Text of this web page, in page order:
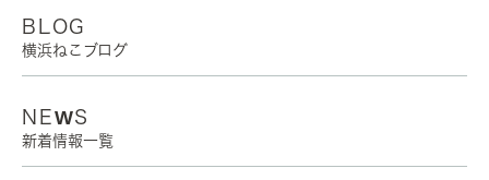
BLOG
横浜ねこブログ
NEWS
新着情報一覧